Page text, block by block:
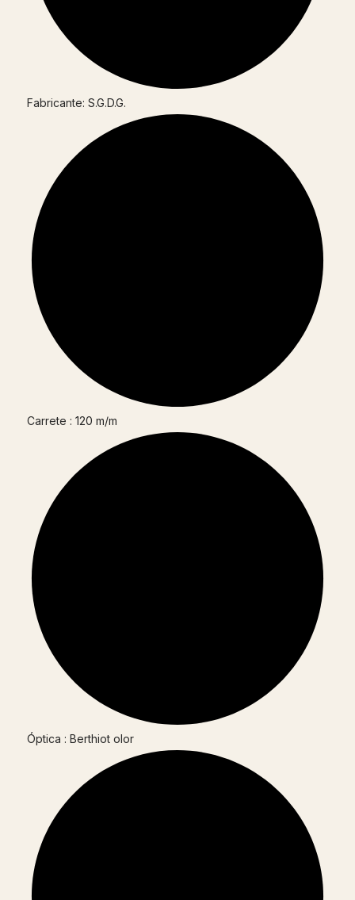
Fabricante: S.G.D.G.
Carrete : 120 m/m
Óptica : Berthiot olor